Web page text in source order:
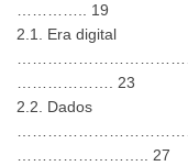
………….. 19
2.1. Era digital
………………. 23
2.2. Dados
…………………….. 27